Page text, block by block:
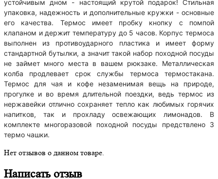
устойчивым дном - настоящий крутой подарок! Стильная
упаковка, надежность и дополнительные кружки - основные
его качества. Термос имеет пробку кнопку с помпой
клапаном и держит температуру до 5 часов. Корпус термоса
выполнен из противоударного пластика и имеет форму
стандартной бутылки, а значит такой набор походной посуды
не займет много места в вашем рюкзаке. Металлическая
колба продлевает срок службы термоса термостакана.
Термос для чая и кофе незаменимая вещь на природе,
прогулке и во время длительной поездки, ведь термос из
нержавейки отлично сохраняет тепло как любимых горячих
напитков, так и прохладу освежающих лимонадов. В
комплекте многоразовой походной посуды предствлено 3
термо чашки.
Нет отзывов о данном товаре.
Написать отзыв